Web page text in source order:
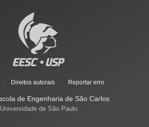
Direitos autorais Reportar erro
de Engenharia de São Carlos
Universidade de São Paulo